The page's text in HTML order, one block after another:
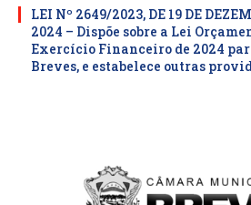
LEI Nº 2649/2023, DE 19 DE
2024 – Dispõe sobre a Lei
Exercício Financeiro de 2024
Breves, e estabelece outras